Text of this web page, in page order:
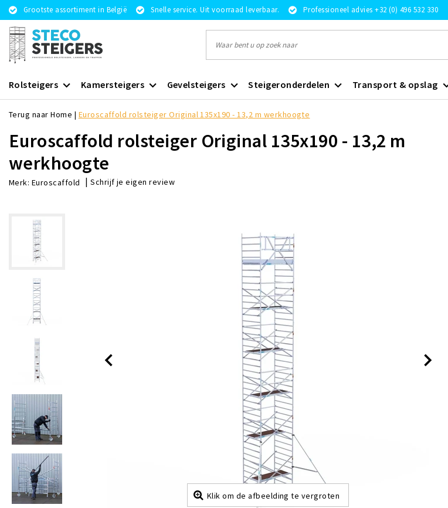
Grootste assortiment in België Snelle service. Uit voorraad leverbaar. Professioneel advies +32 (0) 496 532 330
Rolsteigers Kamersteigers Gevelsteigers Steigeronderdelen Transport & opslag
Terug naar Home | Euroscaffold rolsteiger Original 135x190 - 13,2 m werkhoogte
Euroscaffold rolsteiger Original 135x190 - 13,2 m
werkhoogte
Merk: Euroscaffold |Schrijf je eigen review
Klik om de afbeelding te vergroten